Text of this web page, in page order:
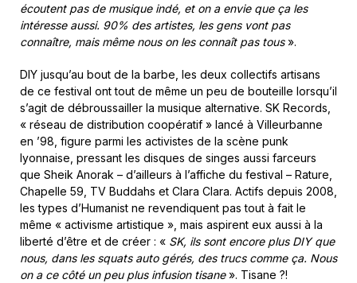
écoutent pas de musique indé, et on a envie que ça les
intéresse aussi. 90% des artistes, les gens vont pas
connaître, mais même nous on les connaît pas tous».
DIY jusqu’au bout de la barbe, les deux collectifs artisans
de ce festival ont tout de même un peu de bouteille lorsqu’il
s’agit de débroussailler la musique alternative. SK Records,
« réseau de distribution coopératif » lancé à Villeurbanne
en ’98, figure parmi les activistes de la scène punk
lyonnaise, pressant les disques de singes aussi farceurs
que Sheik Anorak – d’ailleurs à l’affiche du festival – Rature,
Chapelle 59, TV Buddahs et Clara Clara. Actifs depuis 2008,
les types d’Humanist ne revendiquent pas tout à fait le
même « activisme artistique », mais aspirent eux aussi à la
liberté d’être et de créer : « SK, ils sont encore plus DIY que
nous, dans les squats auto gérés, des trucs comme ça. Nous
on a ce côté un peu plus infusion tisane». Tisane ?!